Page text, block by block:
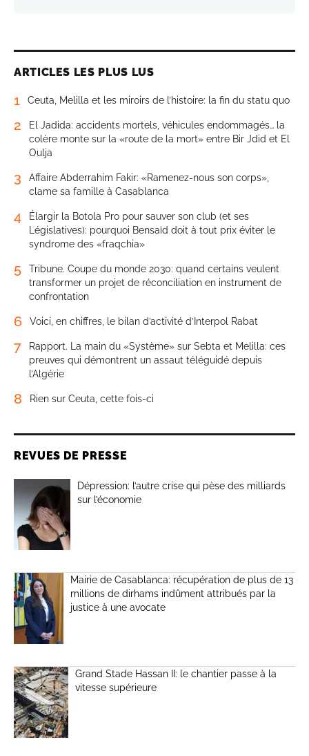
ARTICLES LES PLUS LUS
1 Ceuta, Melilla et les miroirs de l’histoire: la fin du statu quo
2
El Jadida: accidents mortels, véhicules endommagés… la
colère monte sur la «route de la mort» entre Bir Jdid et El
Oulja
3
Affaire Abderrahim Fakir: «Ramenez-nous son corps»,
clame sa famille à Casablanca
4
Élargir la Botola Pro pour sauver son club (et ses
Législatives): pourquoi Bensaïd doit à tout prix éviter le
syndrome des «fraqchia»
5
Tribune. Coupe du monde 2030: quand certains veulent
transformer un projet de réconciliation en instrument de
confrontation
6 Voici, en chiffres, le bilan d’activité d’Interpol Rabat
7
Rapport. La main du «Système» sur Sebta et Melilla: ces
preuves qui démontrent un assaut téléguidé depuis
l’Algérie
8 Rien sur Ceuta, cette fois-ci
REVUES DE PRESSE
Dépression: l’autre crise qui pèse des milliards
sur l’économie
Mairie de Casablanca: récupération de plus de 13
millions de dirhams indûment attribués par la
justice à une avocate
Grand Stade Hassan II: le chantier passe à la
vitesse supérieure